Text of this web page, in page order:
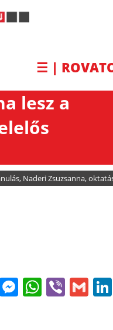
☰ |
lesz a
, Naderi Zsuzsanna,
FacebookViber